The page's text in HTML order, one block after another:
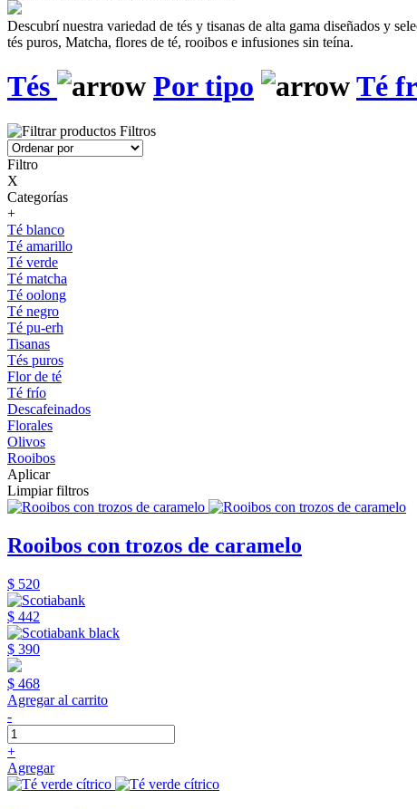
Descubrí nuestra variedad de tés y tisanas de alta gama diseñados y
tés puros, Matcha, flores de té, rooibos e infusiones sin teína.
Tés Por tipo Té
Filtros
Filtro
X
Categorías
+
Té blanco
Té amarillo
Té verde
Té matcha
Té oolong
Té negro
Té pu-erh
Tisanas
Tés puros
Flor de té
Té frío
Descafeinados
Florales
Olivos
Rooibos
Aplicar
Limpiar filtros
Rooibos con trozos de caramelo
$ 520
$ 442
$ 390
$ 468
Agregar al carrito
-
+
Agregar